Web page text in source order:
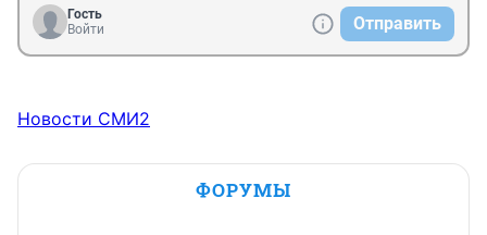
Гость
Войти
Отправить
Новости СМИ2
ФОРУМЫ